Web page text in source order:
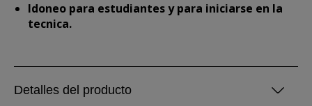
Idoneo para estudiantes y para iniciarse en la
tecnica.
Detalles del producto